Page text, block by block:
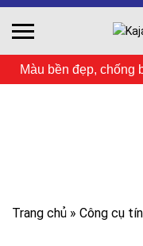
Skip
Màu bền đẹp, chống
Trang chủ » Công cụ